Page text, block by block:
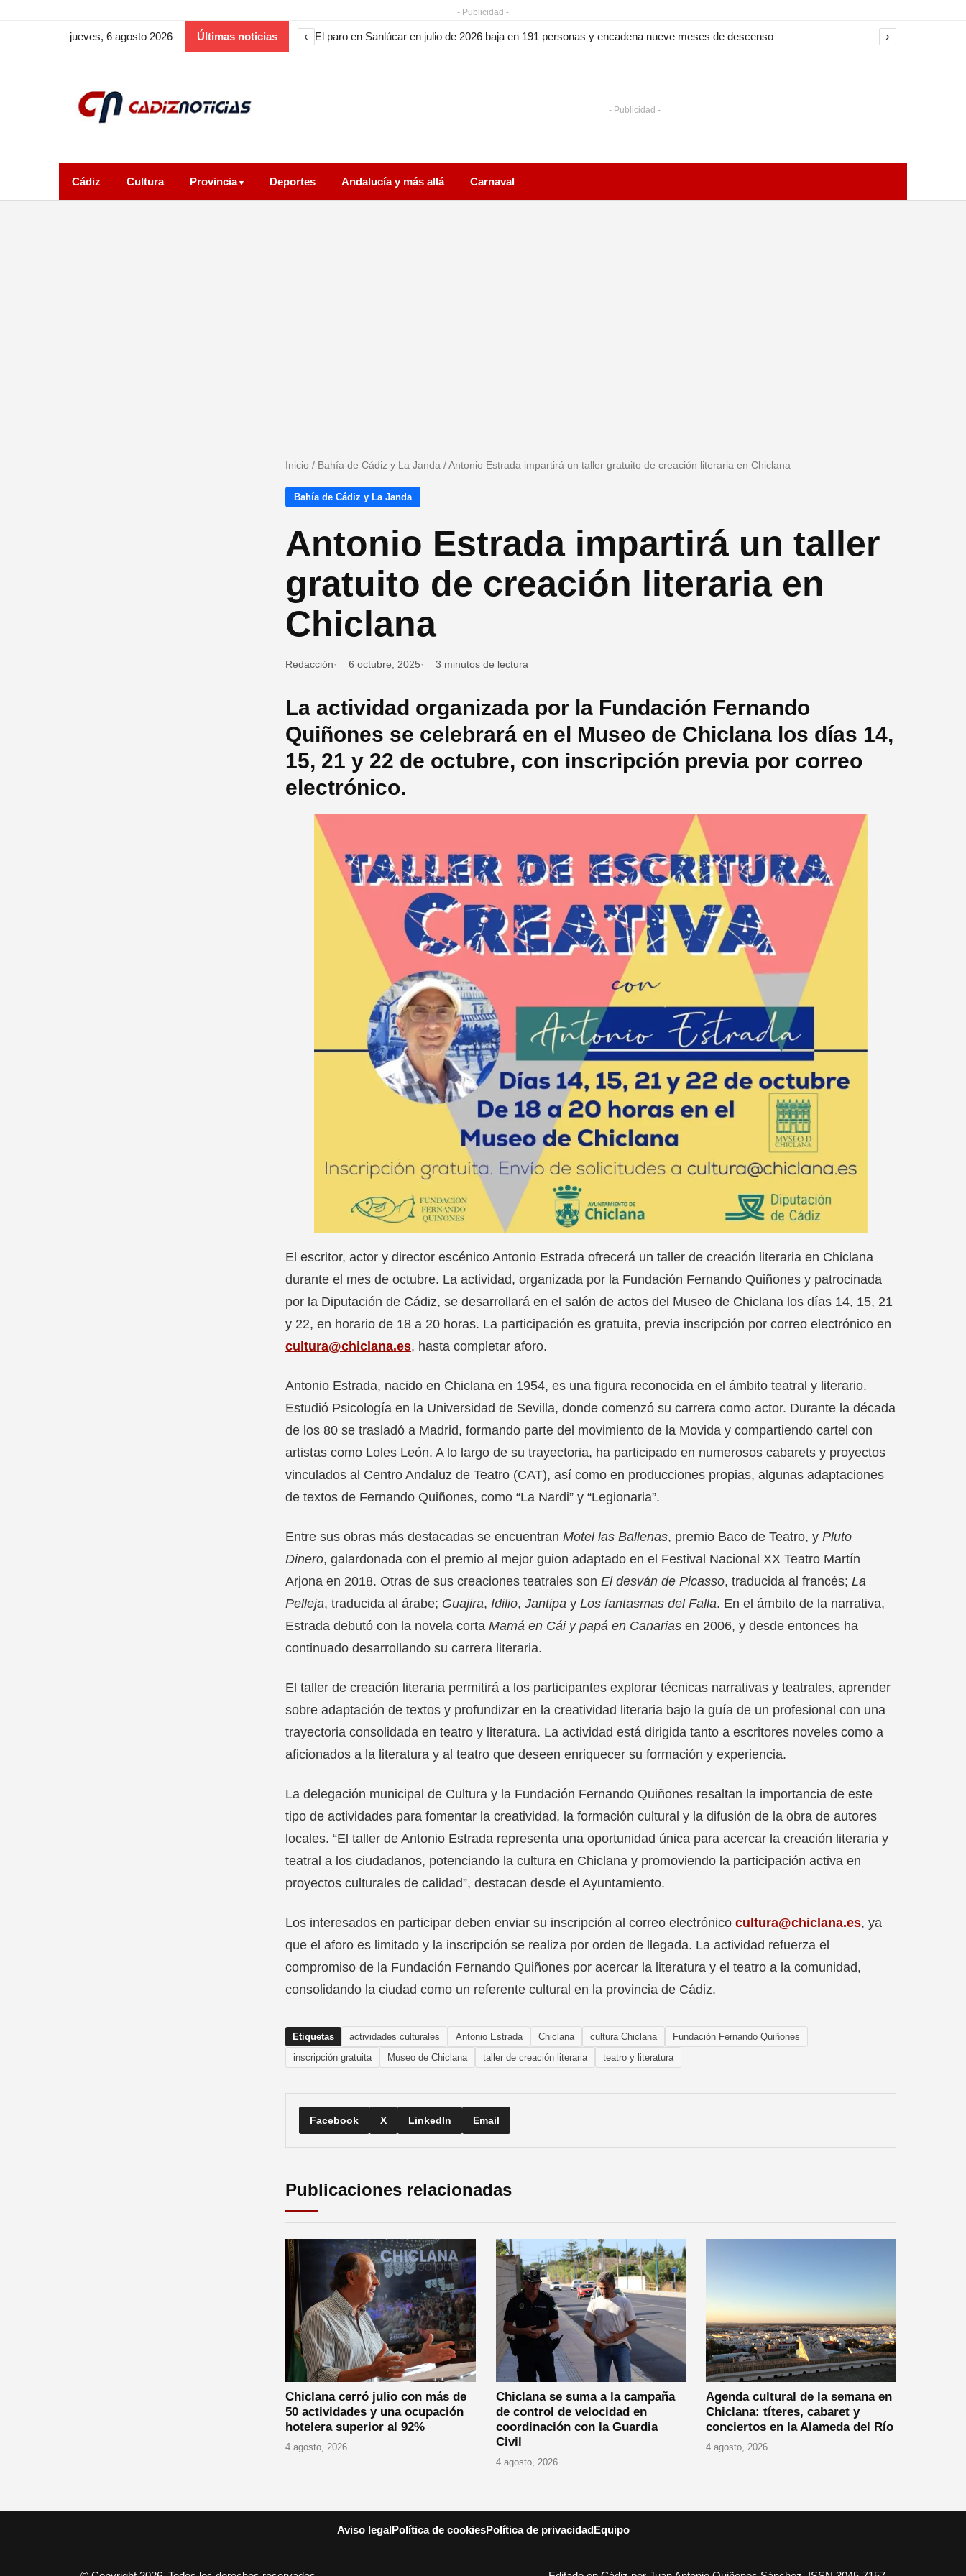
- Publicidad -
jueves, 6 agosto 2026 Últimas noticias ‹ El paro en Sanlúcar en julio de 2026 baja en 191 personas y encadena nueve meses de descenso ›
- Publicidad -
Cádiz Cultura Provincia Deportes Andalucía y más allá Carnaval
Inicio / Bahía de Cádiz y La Janda /Antonio Estrada impartirá un taller gratuito de creación literaria en Chiclana
Bahía de Cádiz y La Janda
Antonio Estrada impartirá un taller
gratuito de creación literaria en
Chiclana
Redacción 6 octubre, 2025 3 minutos de lectura
La actividad organizada por la Fundación Fernando
Quiñones se celebrará en el Museo de Chiclana los días 14,
15, 21 y 22 de octubre, con inscripción previa por correo
electrónico.
El escritor, actor y director escénico Antonio Estrada ofrecerá un taller de creación literaria en Chiclana
durante el mes de octubre. La actividad, organizada por la Fundación Fernando Quiñones y patrocinada
por la Diputación de Cádiz, se desarrollará en el salón de actos del Museo de Chiclana los días 14, 15, 21
y 22, en horario de 18 a 20 horas. La participación es gratuita, previa inscripción por correo electrónico en
cultura@chiclana.es, hasta completar aforo.
Antonio Estrada, nacido en Chiclana en 1954, es una figura reconocida en el ámbito teatral y literario.
Estudió Psicología en la Universidad de Sevilla, donde comenzó su carrera como actor. Durante la década
de los 80 se trasladó a Madrid, formando parte del movimiento de la Movida y compartiendo cartel con
artistas como Loles León. A lo largo de su trayectoria, ha participado en numerosos cabarets y proyectos
vinculados al Centro Andaluz de Teatro (CAT), así como en producciones propias, algunas adaptaciones
de textos de Fernando Quiñones, como “La Nardi” y “Legionaria”.
Entre sus obras más destacadas se encuentran Motel las Ballenas, premio Baco de Teatro, y Pluto
Dinero, galardonada con el premio al mejor guion adaptado en el Festival Nacional XX Teatro Martín
Arjona en 2018. Otras de sus creaciones teatrales son El desván de Picasso, traducida al francés; La
Pelleja, traducida al árabe; Guajira, Idilio, Jantipa y Los fantasmas del Falla. En el ámbito de la narrativa,
Estrada debutó con la novela corta Mamá en Cái y papá en Canarias en 2006, y desde entonces ha
continuado desarrollando su carrera literaria.
El taller de creación literaria permitirá a los participantes explorar técnicas narrativas y teatrales, aprender
sobre adaptación de textos y profundizar en la creatividad literaria bajo la guía de un profesional con una
trayectoria consolidada en teatro y literatura. La actividad está dirigida tanto a escritores noveles como a
aficionados a la literatura y al teatro que deseen enriquecer su formación y experiencia.
La delegación municipal de Cultura y la Fundación Fernando Quiñones resaltan la importancia de este
tipo de actividades para fomentar la creatividad, la formación cultural y la difusión de la obra de autores
locales. “El taller de Antonio Estrada representa una oportunidad única para acercar la creación literaria y
teatral a los ciudadanos, potenciando la cultura en Chiclana y promoviendo la participación activa en
proyectos culturales de calidad”, destacan desde el Ayuntamiento.
Los interesados en participar deben enviar su inscripción al correo electrónico cultura@chiclana.es, ya
que el aforo es limitado y la inscripción se realiza por orden de llegada. La actividad refuerza el
compromiso de la Fundación Fernando Quiñones por acercar la literatura y el teatro a la comunidad,
consolidando la ciudad como un referente cultural en la provincia de Cádiz.
Etiquetas actividades culturales Antonio Estrada Chiclana cultura Chiclana
Fundación Fernando Quiñones
inscripción gratuita
Museo de Chiclana taller de creación literaria teatro y literatura
Facebook X LinkedIn Email
Publicaciones relacionadas
Chiclana cerró julio con más de
50 actividades y una ocupación
hotelera superior al 92%
4 agosto, 2026
Chiclana se suma a la campaña
de control de velocidad en
coordinación con la Guardia
Civil
4 agosto, 2026
Agenda cultural de la semana en
Chiclana: títeres, cabaret y
conciertos en la Alameda del Río
4 agosto, 2026
Aviso legalPolítica de cookiesPolítica de privacidadEquipo